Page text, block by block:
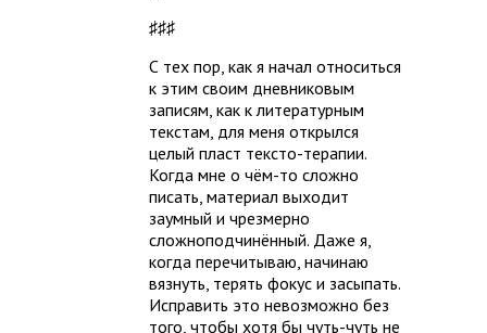
♯♯♯
С тех пор, как я начал относиться
к этим своим дневниковым
записям, как к литературным
текстам, для меня открылся
целый пласт тексто-терапии.
Когда мне о чём-то сложно
писать, материал выходит
заумный и чрезмерно
сложноподчинённый. Даже я,
когда перечитываю, начинаю
вязнуть, терять фокус и засыпать.
Исправить это невозможно без
того, чтобы хотя бы чуть-чуть не